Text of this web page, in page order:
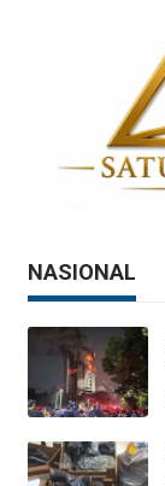
NASIONAL